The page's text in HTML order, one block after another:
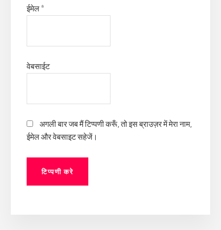
ईमेल *
वेबसाईट
अगली बार जब मैं टिप्पणी करूँ, तो इस ब्राउज़र में मेरा नाम,
ईमेल और वेबसाइट सहेजें।